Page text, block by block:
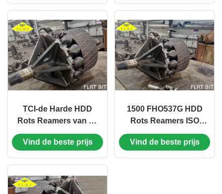
TCI-de Harde HDD
Rots Reamers van de
Rolkegel voor
Horizontale
Vind de beste prijs
1500 FHO537G HDD
Rots Reamers ISO
voor de Boring van
de Gatenopener
Vind de beste prijs